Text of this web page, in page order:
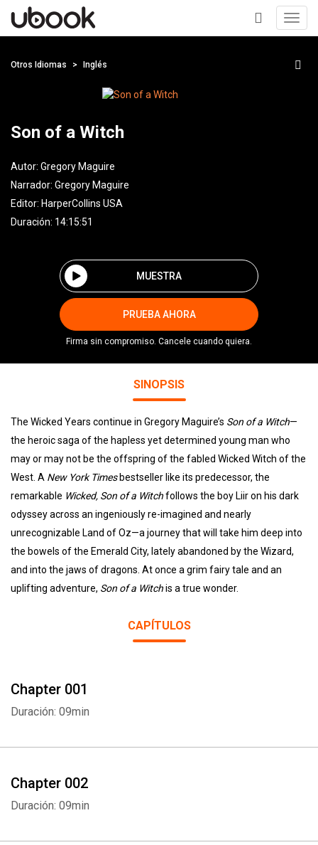
+
Otros Idiomas Inglés
Son of a Witch
Autor: Gregory Maguire
Narrador: Gregory Maguire
Editor: HarperCollins USA
Duración: 14:15:51
MUESTRA
PRUEBA AHORA
Firma sin compromiso. Cancele cuando quiera.
SINOPSIS
The Wicked Years continue in Gregory Maguire’s Son of a Witch—
the heroic saga of the hapless yet determined young man who
may or may not be the offspring of the fabled Wicked Witch of the
West. A New York Times bestseller like its predecessor, the
remarkable Wicked, Son of a Witchfollows the boy Liir on his dark
odyssey across an ingeniously re-imagined and nearly
unrecognizable Land of Oz—a journey that will take him deep into
the bowels of the Emerald City, lately abandoned by the Wizard,
and into the jaws of dragons. At once a grim fairy tale and an
uplifting adventure, Son of a Witchis a true wonder.
CAPÍTULOS
Chapter 001
Duración: 09min
Chapter 002
Duración: 09min